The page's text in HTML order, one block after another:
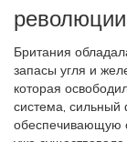
Британия
запасы угля и
которая
система,
обеспечивающую